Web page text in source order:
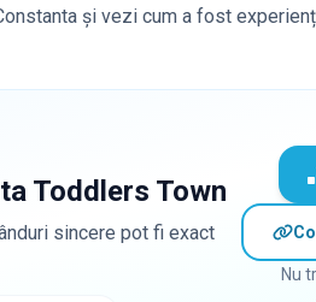
și vezi cum a fost
Toddlers Town
sincere pot fi exact
Nu